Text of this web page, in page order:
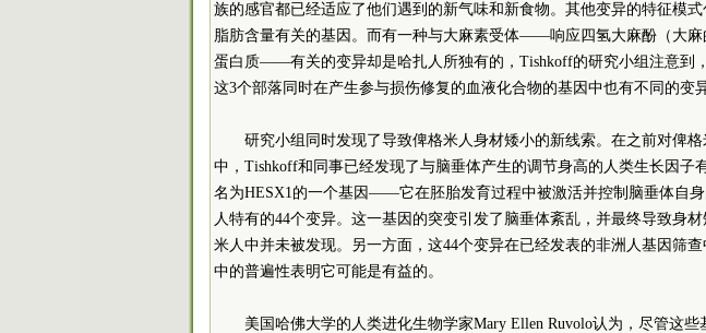
族的感官都已经适应了他们遇到的新气味和新食物。其他变异的特征模
脂肪含量有关的基因。而有一种与大麻素受体——响应四氢大麻酚（大麻
蛋白质——有关的变异却是哈扎人所独有的，Tishkoff的研究小组注意到
这3个部落同时在产生参与损伤修复的血液化合物的基因中也有不同的变异
研究小组同时发现了导致俾格米人身材矮小的新线索。在之前对俾
中，Tishkoff和同事已经发现了与脑垂体产生的调节身高的人类生长因子
名为HESX1的一个基因——它在胚胎发育过程中被激活并控制脑垂体自
人特有的44个变异。这一基因的突变引发了脑垂体紊乱，并最终导致身
米人中并未被发现。另一方面，这44个变异在已经发表的非洲人基因筛
中的普遍性表明它可能是有益的。
美国哈佛大学的人类进化生物学家Mary Ellen Ruvolo认为，尽管这